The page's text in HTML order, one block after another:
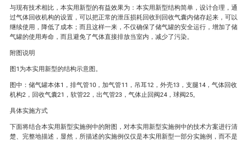
与现有技术相比，本实用新型的有益效果为：本实用新型结构简单，设计合理，通
过气体回收机构的设置，可以把正常的泄压损耗回收到回收气囊内储存起来，可以
继续使用，降低了成本；而且这样一来，不仅确保了储气罐的安全运行，增加了储
气罐的使用寿命，而且避免了气体直接排放当室内，减少了污染。
附图说明
图1为本实用新型的结构示意图。
图中：储气罐本体1，排气管10，加气管11，吊耳12，外壳13，支腿14，气体回收
机构2，回收气囊21，软管22，出气管23，气体止回阀24，球阀25。
具体实施方式
下面将结合本实用新型实施例中的附图，对本实用新型实施例中的技术方案进行清
楚、完整地描述，显然，所描述的实施例仅仅是本实用新型一部分实施例，而不是